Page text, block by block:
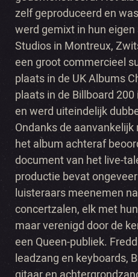
zelf geproduceerd en
werd gemixt in hun
Studios in Montreux,
een groot commercieel
plaats in de UK Albums
plaats in de Billboard
en werd uiteindelijk
Ondanks de
het album achteraf
document van het live-
productie bevat
luisteraars meenemen
concertzalen, elk met
maar verenigd door de
een Queen-publiek.
leadzang en keyboards,